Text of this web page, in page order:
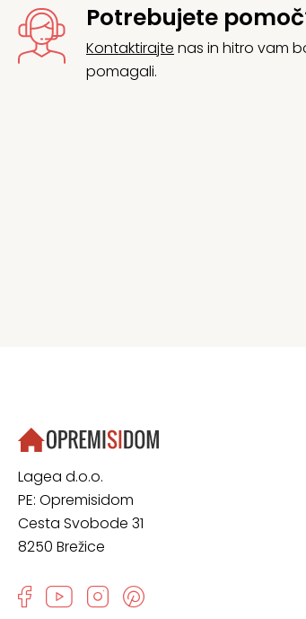
Potrebujete
Kontaktirajte nas in hitro vam
pomagali.
Lagea d.o.o.
PE: Opremisidom
Cesta Svobode 31
8250 Brežice